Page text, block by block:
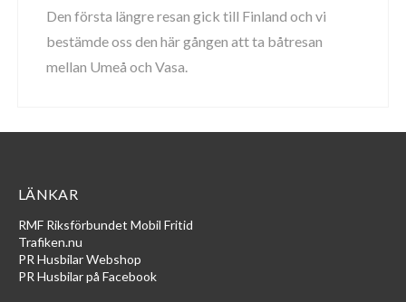
Den första längre resan gick till Finland och vi
bestämde oss den här gången att ta båtresan
mellan Umeå och Vasa.
LÄNKAR
RMF Riksförbundet Mobil Fritid
Trafiken.nu
PR Husbilar Webshop
PR Husbilar på Facebook